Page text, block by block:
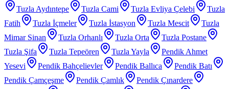
Tuzla Aydıntepe
Tuzla Cami Tuzla Evliya Çelebi
Tuzla
Fatih
Tuzla İçmeler Tuzla İstasyon Tuzla Mescit
Tuzla
Mimar Sinan
Tuzla Orhanlı Tuzla Orta
Tuzla Postane
Tuzla Şifa
Tuzla Tepeören Tuzla Yayla
Pendik Ahmet
Yesevi
Pendik Bahçelievler Pendik Ballıca
Pendik Batı
Pendik Çamçeşme
Pendik Çamlık
Pendik Çınardere